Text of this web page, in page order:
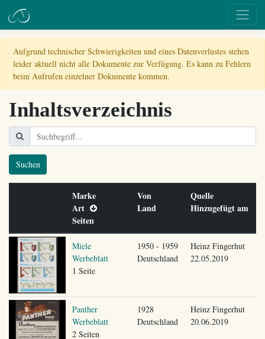
Aufgrund technischer Schwierigkeiten und eines Datenverlustes stehen
leider aktuell nicht alle Dokumente zur Verfügung. Es kann zu Fehlern
beim Aufrufen einzelner Dokumente kommen.
Inhaltsverzeichnis
Suchen
Marke
Art
Seiten
Von
Land
Quelle
Hinzugefügt am
Miele
Werbeblatt
1 Seite
1950 - 1959
Deutschland
Heinz Fingerhut
22.05.2019
Panther
Werbeblatt
2 Seiten
1928
Deutschland
Heinz Fingerhut
20.06.2019